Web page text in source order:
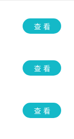
查 看
查 看
查 看